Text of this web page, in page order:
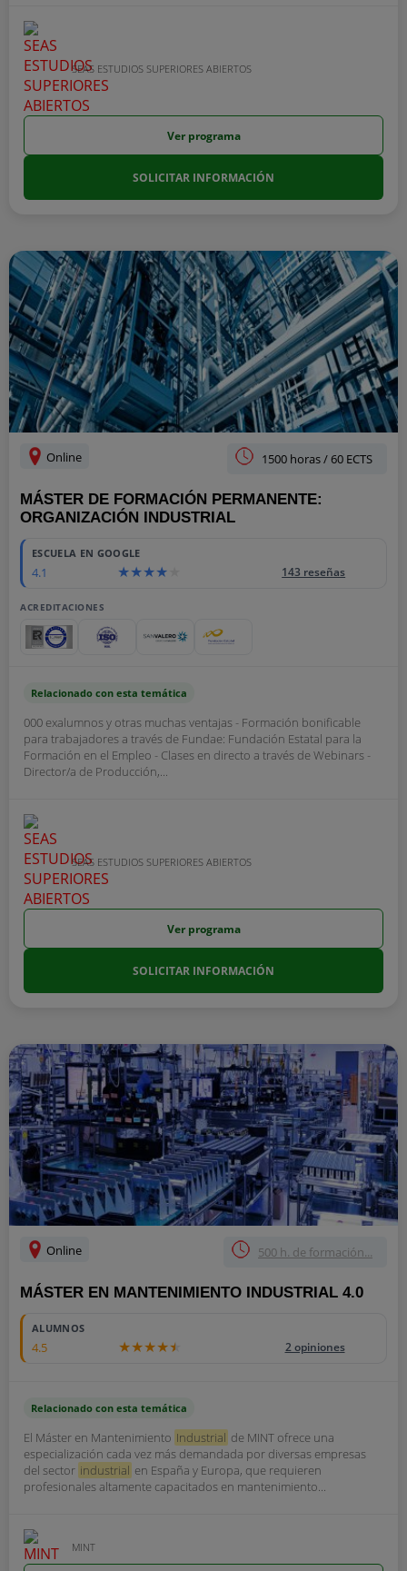
SEAS ESTUDIOS SUPERIORES ABIERTOS
Ver programa
SOLICITAR INFORMACIÓN
Online 1500 horas / 60 ECTS
MÁSTER DE FORMACIÓN PERMANENTE:
ORGANIZACIÓN INDUSTRIAL
ESCUELA EN GOOGLE
4.1 143 reseñas
ACREDITACIONES
Relacionado con esta temática
000 exalumnos y otras muchas ventajas - Formación bonificable
para trabajadores a través de Fundae: Fundación Estatal para la
Formación en el Empleo - Clases en directo a través de Webinars -
Director/a de Producción,...
SEAS ESTUDIOS SUPERIORES ABIERTOS
Ver programa
SOLICITAR INFORMACIÓN
Online 500 h. de formación...
MÁSTER EN MANTENIMIENTO INDUSTRIAL 4.0
ALUMNOS
4.5 2 opiniones
Relacionado con esta temática
El Máster en Mantenimiento Industrial de MINT ofrece una
especialización cada vez más demandada por diversas empresas
del sector industrial en España y Europa, que requieren
profesionales altamente capacitados en mantenimiento...
MINT